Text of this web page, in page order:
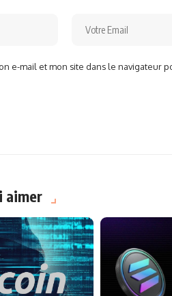
e-mail et mon site dans le navigateur
aimer